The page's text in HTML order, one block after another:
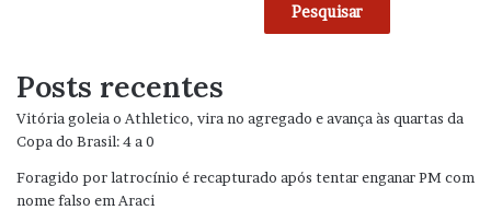
Pesquisar
Posts recentes
Vitória goleia o Athletico, vira no agregado e avança às quartas da
Copa do Brasil: 4 a 0
Foragido por latrocínio é recapturado após tentar enganar PM com
nome falso em Araci